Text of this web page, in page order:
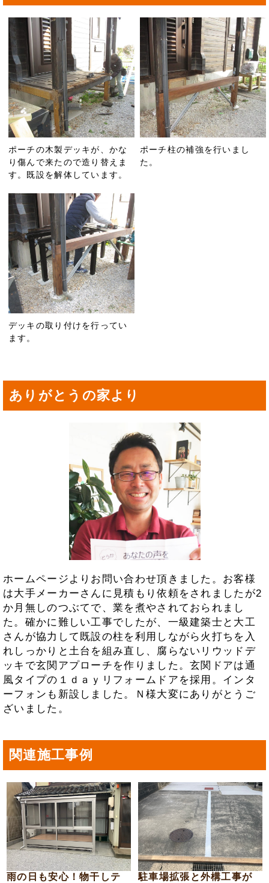
ポーチの木製デッキが、かな
り傷んで来たので造り替えま
す。既設を解体しています。
ポーチ柱の補強を行いまし
た。
デッキの取り付けを行ってい
ます。
ありがとうの家より
ホームページよりお問い合わせ頂きました。お客様
は大手メーカーさんに見積もり依頼をされましたが2
か月無しのつぶてで、業を煮やされておられまし
た。確かに難しい工事でしたが、一級建築士と大工
さんが協力して既設の柱を利用しながら火打ちを入
れしっかりと土台を組み直し、腐らないリウッドデ
ッキで玄関アプローチを作りました。玄関ドアは通
風タイプの１ｄａｙリフォームドアを採用。インタ
ーフォンも新設しました。Ｎ様大変にありがとうご
ざいました。
関連施工事例
雨の日も安心！物干しテ
駐車場拡張と外構工事が